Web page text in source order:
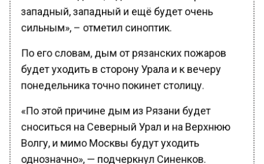
западный, западный и ещё будет очень
сильным», – отметил синоптик.
По его словам, дым от рязанских пожаров
будет уходить в сторону Урала и к вечеру
понедельника точно покинет столицу.
«По этой причине дым из Рязани будет
сноситься на Северный Урал и на Верхнюю
Волгу, и мимо Москвы будут уходить
однозначно», — подчеркнул Синенков.